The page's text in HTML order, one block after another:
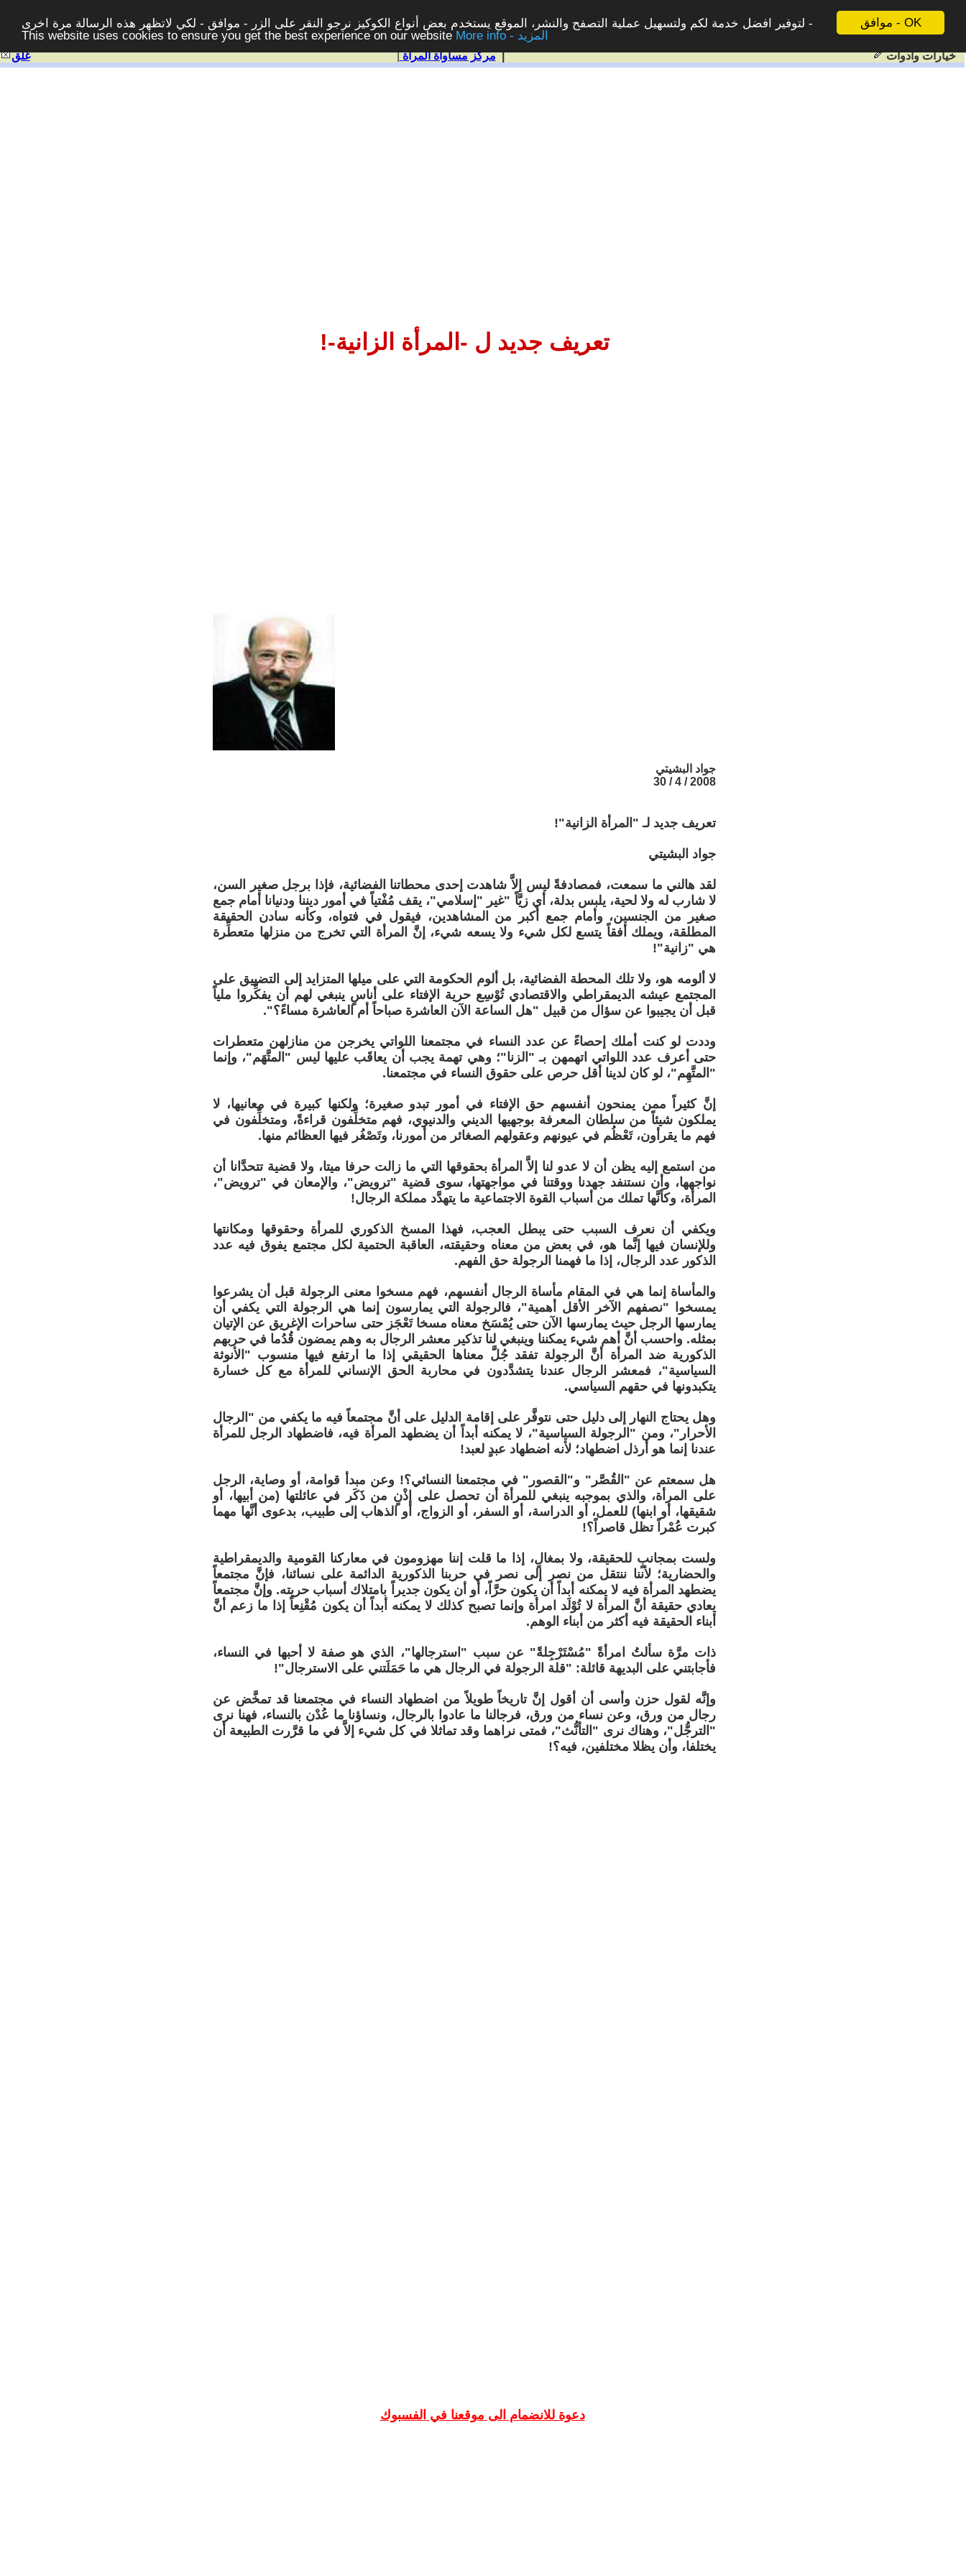
موافق - OK
لتوفير افضل خدمة لكم ولتسهيل عملية التصفح والنشر، الموقع يستخدم بعض أنواع الكوكيز نرجو النقر على الزر - موافق - لكي لاتظهر هذه الرسالة مرة اخرى -
This website uses cookies to ensure you get the best experience on our website
More info - المزيد
غلق | مركز مساواة المرأة| خيارات وادوات
تعريف جديد ل -المرأة الزانية-!
جواد البشيتي
2008 / 4 / 30
تعريف جديد لـ "المرأة الزانية"!
جواد البشيتي
لقد هالني ما سمعت، فمصادفةً ليس إلاَّ شاهدت إحدى محطاتنا الفضائية، فإذا برجل صغير السن،
لا شارب له ولا لحية، يلبس بدلة، أي زيَّاً "غير "إسلامي"، يقف مُفْتياً في أمور ديننا ودنيانا أمام جمع
صغير من الجنسين، وأمام جمع أكبر من المشاهدين، فيقول في فتواه، وكأنه سادن الحقيقة
المطلقة، ويملك أفقاً يتسع لكل شيء ولا يسعه شيء، إنَّ المرأة التي تخرج من منزلها متعطِّرة
هي "زانية"!
لا ألومه هو، ولا تلك المحطة الفضائية، بل ألوم الحكومة التي على ميلها المتزايد إلى التضييق على
المجتمع عيشه الديمقراطي والاقتصادي تُوْسِع حرية الإفتاء على أناسٍ ينبغي لهم أن يفكِّروا ملياً
قبل أن يجيبوا عن سؤال من قبيل "هل الساعة الآن العاشرة صباحاً أم العاشرة مساءً؟".
وددت لو كنت أملك إحصاءً عن عدد النساء في مجتمعنا اللواتي يخرجن من منازلهن متعطرات
حتى أعرف عدد اللواتي اتهمهن بـ "الزنا"؛ وهي تهمة يجب أن يعاقَب عليها ليس "المتَّهَم"، وإنما
"المتَّهِم"، لو كان لدينا أقل حرص على حقوق النساء في مجتمعنا.
إنَّ كثيراً ممن يمنحون أنفسهم حق الإفتاء في أمور تبدو صغيرة؛ ولكنها كبيرة في معانيها، لا
يملكون شيئاً من سلطان المعرفة بوجهيها الديني والدنيوي، فهم متخلِّفون قراءةً، ومتخلِّفون في
فهم ما يقرأون، تَعْظُم في عيونهم وعقولهم الصغائر من أمورنا، وتَصْغُر فيها العظائم منها.
من استمع إليه يظن أن لا عدو لنا إلاَّ المرأة بحقوقها التي ما زالت حرفا ميتا، ولا قضية تتحدَّانا أن
نواجهها، وأن نستنفد جهدنا ووقتنا في مواجهتها، سوى قضية "ترويض"، والإمعان في "ترويض"،
المرأة، وكأنَّها تملك من أسباب القوة الاجتماعية ما يتهدَّد مملكة الرجال!
ويكفي أن نعرف السبب حتى يبطل العجب، فهذا المسخ الذكوري للمرأة وحقوقها ومكانتها
وللإنسان فيها إنَّما هو، في بعض من معناه وحقيقته، العاقبة الحتمية لكل مجتمع يفوق فيه عدد
الذكور عدد الرجال، إذا ما فهمنا الرجولة حق الفهم.
والمأساة إنما هي في المقام مأساة الرجال أنفسهم، فهم مسخوا معنى الرجولة قبل أن يشرعوا
يمسخوا "نصفهم الآخر الأقل أهمية"، فالرجولة التي يمارسون إنما هي الرجولة التي يكفي أن
يمارسها الرجل حيث يمارسها الآن حتى يُمْسَخ معناه مسخا تَعْجَز حتى ساحرات الإغريق عن الإتيان
بمثله. واحسب أنَّ أهم شيء يمكننا وينبغي لنا تذكير معشر الرجال به وهم يمضون قُدُما في حربهم
الذكورية ضد المرأة أنَّ الرجولة تفقد جُلَّ معناها الحقيقي إذا ما ارتفع فيها منسوب "الأنوثة
السياسية"، فمعشر الرجال عندنا يتشدَّدون في محاربة الحق الإنساني للمرأة مع كل خسارة
يتكبدونها في حقهم السياسي.
وهل يحتاج النهار إلى دليل حتى نتوفَّر على إقامة الدليل على أنَّ مجتمعاً فيه ما يكفي من "الرجال
الأحرار"، ومن "الرجولة السياسية"، لا يمكنه أبداً أن يضطهد المرأة فيه، فاضطهاد الرجل للمرأة
عندنا إنما هو أرذل اضطهاد؛ لأنه اضطهاد عبدٍ لعبد!
هل سمعتم عن "القُصَّر" و"القصور" في مجتمعنا النسائي؟! وعن مبدأ قوامة، أو وصاية، الرجل
على المرأة، والذي بموجبه ينبغي للمرأة أن تحصل على إذْنٍ من ذَكَر في عائلتها (من أبيها، أو
شقيقها، أو ابنها) للعمل، أو الدراسة، أو السفر، أو الزواج، أو الذهاب إلى طبيب، بدعوى أنَّها مهما
كبرت عُمْراً تظل قاصراً؟!
ولست بمجانبٍ للحقيقة، ولا بمغالٍ، إذا ما قلت إننا مهزومون في معاركنا القومية والديمقراطية
والحضارية؛ لأننا ننتقل من نصر إلى نصر في حربنا الذكورية الدائمة على نسائنا، فإنَّ مجتمعاً
يضطهد المرأة فيه لا يمكنه أبداً أن يكون حرَّاً، أو أن يكون جديراً بامتلاك أسباب حريته. وإنَّ مجتمعاً
يعادي حقيقة أنَّ المرأة لا تُوْلَد امرأة وإنما تصبح كذلك لا يمكنه أبداً أن يكون مُقْنِعاً إذا ما زعم أنَّ
أبناء الحقيقة فيه أكثر من أبناء الوهم.
ذات مرَّة سألتُ امرأةً "مُسْتَرْجِلةً" عن سبب "استرجالها"، الذي هو صفة لا أحبها في النساء،
فأجابتني على البديهة قائلة: "قلة الرجولة في الرجال هي ما حَمَلَتني على الاسترجال"!
وإنَّه لقول حزن وأسى أن أقول إنَّ تاريخاً طويلاً من اضطهاد النساء في مجتمعنا قد تمخَّض عن
رجال من ورق، وعن نساء من ورق، فرجالنا ما عادوا بالرجال، ونساؤنا ما عُدْن بالنساء، فهنا نرى
"الترجُّل"، وهناك نرى "التأنُّث"، فمتى نراهما وقد تماثلا في كل شيء إلاَّ في ما قرَّرت الطبيعة أن
يختلفا، وأن يظلا مختلفين، فيه؟!
دعوة للانضمام الى موقعنا في الفسبوك